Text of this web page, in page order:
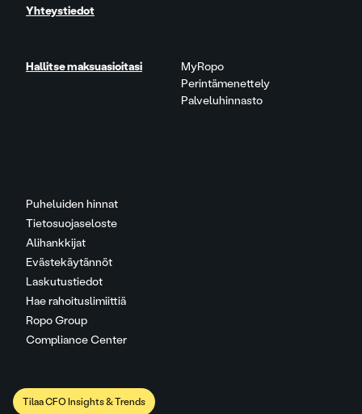
Puheluiden hinnat
Tietosuojaseloste
Alihankkijat
Evästekäytännöt
Laskutustiedot
Hae rahoituslimiittiä
Ropo Group
Compliance Center
Yhteystiedot
Hallitse maksuasioitasi
MyRopo
Perintämenettely
Palveluhinnasto
Tilaa CFO Insights & Trends